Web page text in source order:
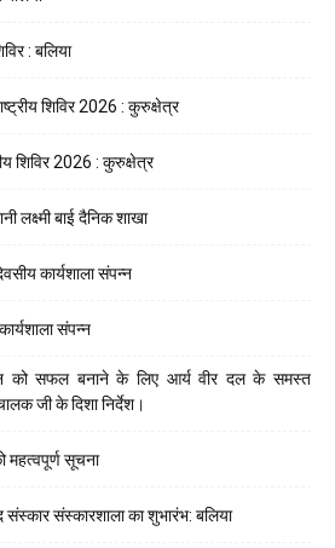
: बलिया
शिविर 2026 : कुरुक्षेत्र
शिविर 2026 : कुरुक्षेत्र
लक्ष्मी बाई दैनिक शाखा
कार्यशाला संपन्न
संपन्न
को सफल बनाने के लिए आर्य वीर दल के समस्त
जी के दिशा निर्देश।
महत्वपूर्ण सूचना
संस्कार संस्कारशाला का शुभारंभ: बलिया